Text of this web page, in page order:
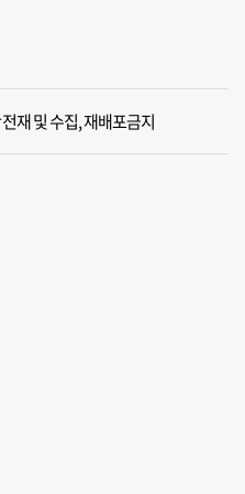
및 수집, 재배포금지